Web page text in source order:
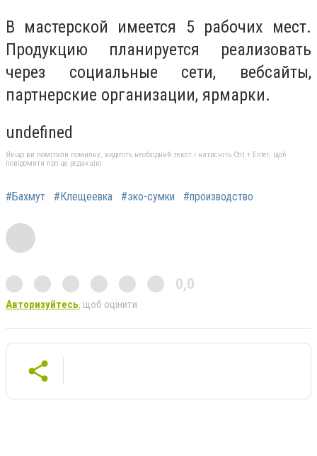
В мастерской имеется 5 рабочих мест.
Продукцию планируется реализовать
через социальные сети, вебсайты,
партнерские организации, ярмарки.
undefined
Якщо ви помітили помилку, виділіть необхідний текст і натисніть Ctrl + Enter, щоб
повідомити про це редакцію
#Бахмут #Клещеевка #эко-сумки #производство
0,0
Авторизуйтесь, щоб оцінити